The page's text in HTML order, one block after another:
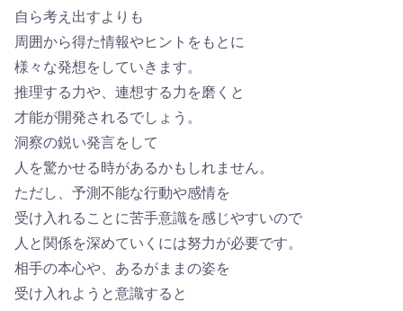
自ら考え出すよりも
周囲から得た情報やヒントをもとに
様々な発想をしていきます。
推理する力や、連想する力を磨くと
才能が開発されるでしょう。
洞察の鋭い発言をして
人を驚かせる時があるかもしれません。
ただし、予測不能な行動や感情を
受け入れることに苦手意識を感じやすいので
人と関係を深めていくには努力が必要です。
相手の本心や、あるがままの姿を
受け入れようと意識すると